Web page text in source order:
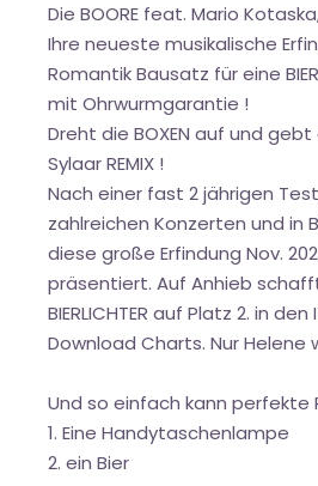
Die BOORE feat. Mario
Ihre neueste musikalische
Romantik Bausatz für eine
mit Ohrwurmgarantie !
Dreht die BOXEN auf und
Sylaar REMIX !
Nach einer fast 2 jährigen
zahlreichen Konzerten und in
diese große Erfindung Nov.
präsentiert. Auf Anhieb
BIERLICHTER auf Platz 2. in
Download Charts. Nur Helene
Und so einfach kann perfekte
1. Eine Handytaschenlampe
2. ein Bier